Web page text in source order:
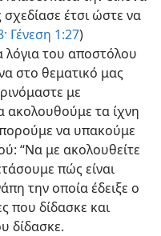
έτσι ώστε να
Γένεση 1:27)
λόγια του αποστόλου
στο θεματικό μας
με
ακολουθούμε τα ίχνη
να υπακούμε
“Να με ακολουθείτε
πώς είναι
την οποία έδειξε ο
που δίδασκε και
δίδασκε.